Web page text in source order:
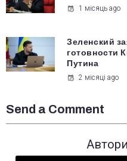
1 місяць ago
Зеленский
готовности
Путина
2 місяці ago
Send a Comment